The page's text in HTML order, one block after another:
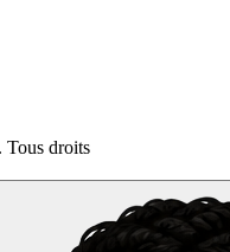
droits